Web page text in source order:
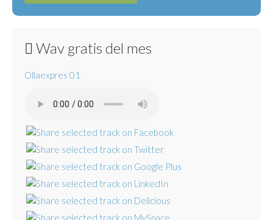
Wav gratis del mes
Ollaexpres 01